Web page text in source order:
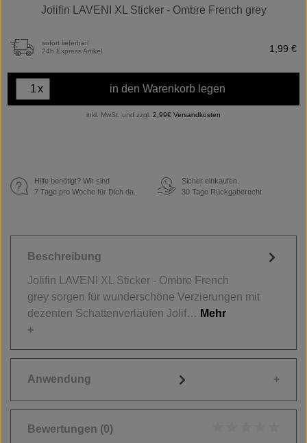
Jolifin LAVENI XL Sticker - Ombre French grey
sofort lieferbar!
24h Express Artikel
1,99 €
x in den Warenkorb legen
inkl. MwSt. und zzgl. 2,99€ Versandkosten
Hilfe benötigt? Wir sind
7 Tage pro Woche für Dich da.
€
Sicher einkaufen.
30 Tage Rückgaberecht
Beschreibung
Jolifin LAVENI XL Sticker - Ombre French
grey sorgen für wunderschöne Verzierungen mit
dezenten Schattenverläufen Jolif… Mehr
Anwendung
Bewertungen (0)